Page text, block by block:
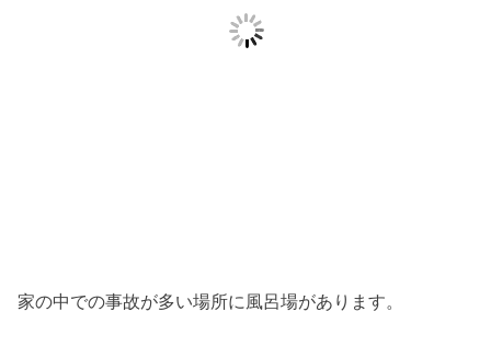
家の中での事故が多い場所に風呂場があります。